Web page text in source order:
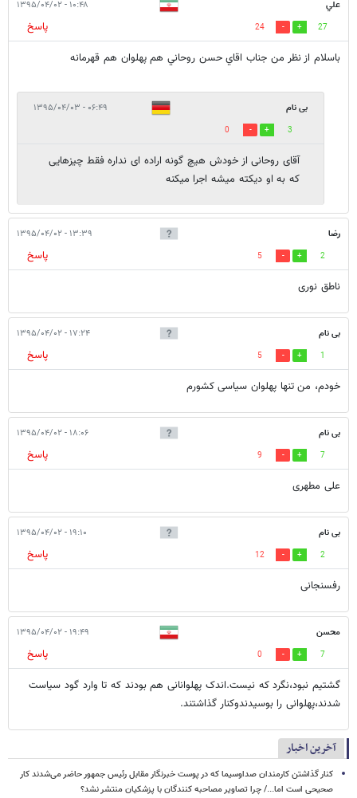
علي ۱۰:۴۸ - ۱۳۹۵/۰۴/۰۲
27
24
پاسخ
باسلام از نظر من جناب اقاي حسن روحاني هم پهلوان هم قهرمانه
بی نام ۰۶:۴۹ - ۱۳۹۵/۰۴/۰۳
3
0
آقای روحانی از خودش هیچ گونه اراده ای نداره فقط چیزهایی
که به او دیکته میشه اجرا میکنه
رضا ۱۳:۳۹ - ۱۳۹۵/۰۴/۰۲
2
5
پاسخ
ناطق نوری
بی نام ۱۷:۲۴ - ۱۳۹۵/۰۴/۰۲
1
5
پاسخ
خودم، من تنها پهلوان سیاسی کشورم
بی نام ۱۸:۰۶ - ۱۳۹۵/۰۴/۰۲
7
9
پاسخ
علی مطهری
بی نام ۱۹:۱۰ - ۱۳۹۵/۰۴/۰۲
2
12
پاسخ
رفسنجانی
محسن ۱۹:۴۹ - ۱۳۹۵/۰۴/۰۲
7
0
پاسخ
گشتیم نبود،نگرد که نیست.اندک پهلوانانی هم بودند که تا وارد گود سیاست
شدند،پهلوانی را بوسیدندوکنار گذاشتند.
آخرین اخبار
کنار گذاشتن کارمندان صداوسیما که در پوست خبرنگار مقابل رئیس جمهور حاضر می‌شدند کار
صحیحی است اما.../ چرا تصاویر مصاحبه کنندگان با پزشکیان منتشر نشد؟